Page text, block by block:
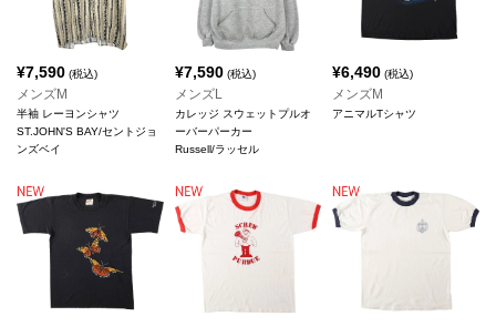
¥7,590 (税込)
メンズM
半袖 レーヨンシャツ
ST.JOHN'S BAY/セントジョ
ンズベイ
¥7,590(税込)
メンズL
カレッジ スウェットプルオ
ーバーパーカー
Russell/ラッセル
¥6,490 (税込)
メンズM
アニマルTシャツ